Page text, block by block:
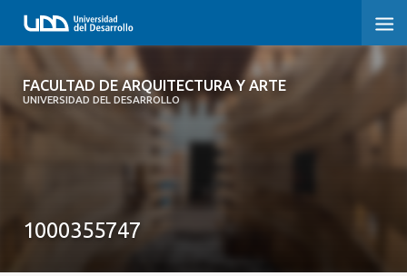
FACULTAD DE ARQUITECTURA Y ARTE
UNIVERSIDAD DEL DESARROLLO
FACULTAD DE ARQUITECTURA Y ARTE
1000355747